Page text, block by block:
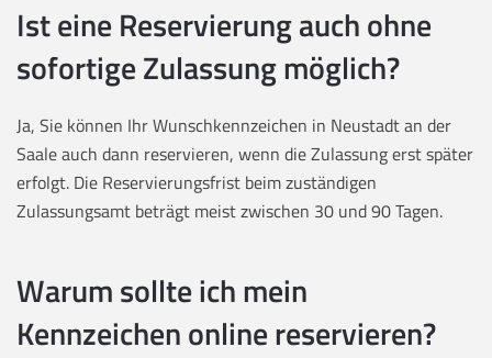
Ist eine Reservierung auch ohne
sofortige Zulassung möglich?
Ja, Sie können Ihr Wunschkennzeichen in Neustadt an der
Saale auch dann reservieren, wenn die Zulassung erst später
erfolgt. Die Reservierungsfrist beim zuständigen
Zulassungsamt beträgt meist zwischen 30 und 90 Tagen.
Warum sollte ich mein
Kennzeichen online reservieren?